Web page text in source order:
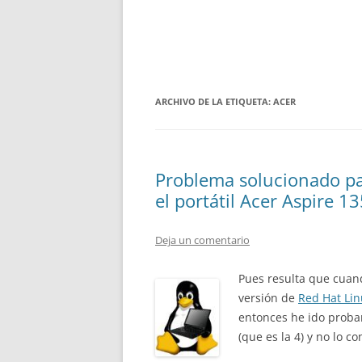
ARCHIVO DE LA ETIQUETA: ACER
Problema solucionado
el portátil Acer Aspire
Deja un comentario
Pues resulta que
versión de Red Hat
entonces he ido
(que es la 4) y no lo